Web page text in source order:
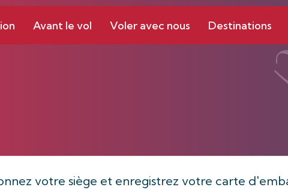
Avant le vol Voler avec nous Destinations
votre siège et enregistrez votre carte